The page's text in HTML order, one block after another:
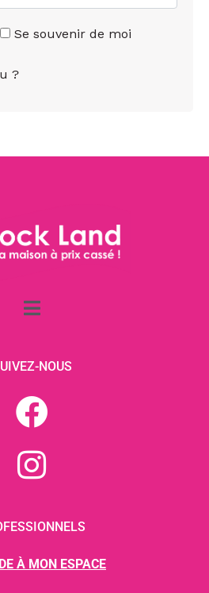
Se souvenir de moi
?
NOUS
À MON ESPACE